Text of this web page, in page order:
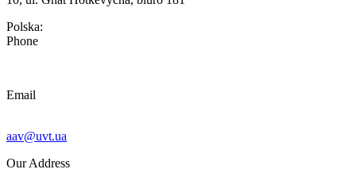
Polska:
Phone
Email
aav@uvt.ua
Our Address